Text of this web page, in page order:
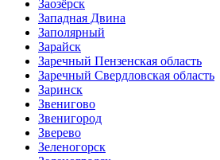
Заозёрск
Западная Двина
Заполярный
Зарайск
Заречный Пензенская область
Заречный Свердловская область
Заринск
Звенигово
Звенигород
Зверево
Зеленогорск